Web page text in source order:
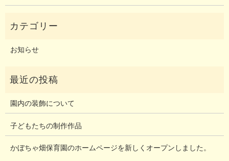
お知らせ
園内の装飾について
子どもたちの制作作品
かぼちゃ畑保育園のホームページを新しくオープンしました。